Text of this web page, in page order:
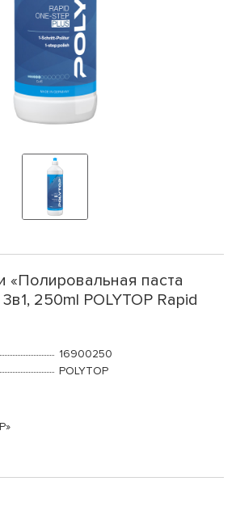
«Полировальная паста
250ml POLYTOP Rapid
16900250
POLYTOP